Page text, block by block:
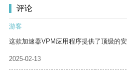
评论
游客
这款加速器VPM应用程序提供了顶级的安
2025-02-13